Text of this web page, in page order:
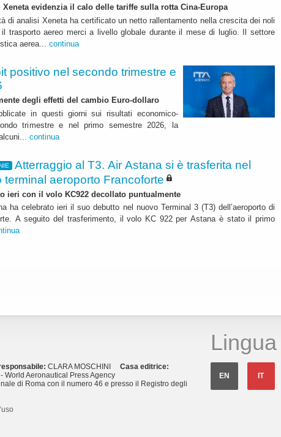
Xeneta evidenzia il calo delle tariffe sulla rotta Cina-Europa
di analisi Xeneta ha certificato un netto rallentamento nella crescita dei noli
trasporto aereo merci a livello globale durante il mese di luglio. Il settore
aerea... continua
positivo nel secondo trimestre e
degli effetti del cambio Euro-dollaro
in questi giorni sui risultati economico-
trimestre e nel primo semestre 2026, la
continua
Atterraggio al T3. Air Astana si è trasferita nel
terminal aeroporto Francoforte
ieri con il volo KC922 decollato puntualmente
ha celebrato ieri il suo debutto nel nuovo Terminal 3 (T3) dell’aeroporto di
A seguito del trasferimento, il volo KC 922 per Astana è stato il primo
CLARA MOSCHINI Casa editrice:
World Aeronautical Press Agency
di Roma con il numero 46 e presso il Registro degli
Lingua
EN IT